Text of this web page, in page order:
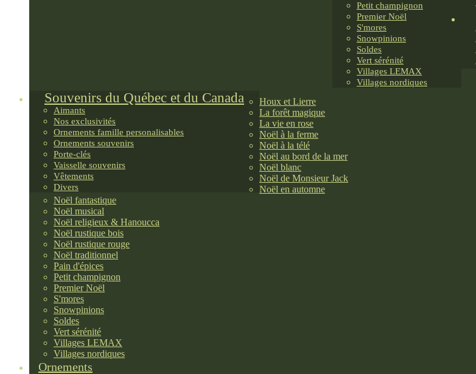
Petit champignon
Premier Noël
S'mores
Snowpinions
Soldes
Vert sérénité
Villages LEMAX
Villages nordiques
Souvenirs du Québec et du Canada
Aimants
Nos exclusivités
Ornements famille personalisables
Ornements souvenirs
Porte-clés
Vaisselle souvenirs
Vêtements
Divers
Houx et Lierre
La forêt magique
La vie en rose
Noël à la ferme
Noël à la télé
Noël au bord de la mer
Noël blanc
Noël de Monsieur Jack
Noël en automne
Noël fantastique
Noël musical
Noël religieux & Hanoucca
Noël rustique bois
Noël rustique rouge
Noël traditionnel
Pain d'épices
Petit champignon
Premier Noël
S'mores
Snowpinions
Soldes
Vert sérénité
Villages LEMAX
Villages nordiques
Ornements